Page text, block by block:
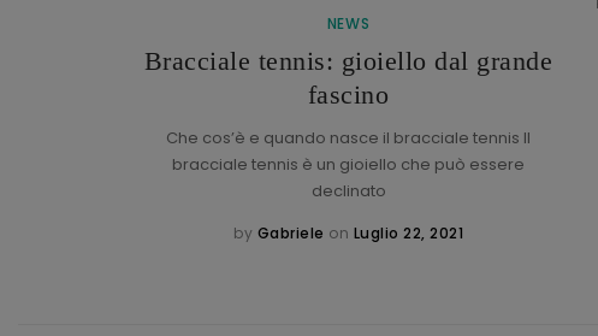
NEWS
Bracciale tennis: gioiello dal grande
fascino
Che cos’è e quando nasce il bracciale tennis Il
bracciale tennis è un gioiello che può essere
declinato
by Gabriele on Luglio 22, 2021